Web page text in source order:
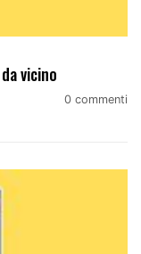
vicino
0 commenti